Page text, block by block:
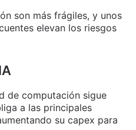
son más frágiles, y unos
elevan los riesgos
de computación sigue
a las principales
su capex para